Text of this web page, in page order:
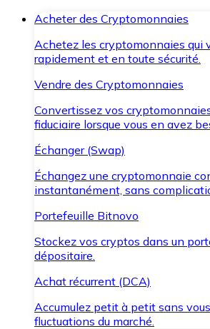
Acheter des Cryptomonnaies
Achetez les cryptomonnaies qui
rapidement et en toute sécurité.
Vendre des Cryptomonnaies
Convertissez vos
fiduciaire lorsque vous en avez
Échanger (Swap)
Échangez une cryptomonnaie
instantanément, sans
Portefeuille Bitnovo
Stockez vos cryptos dans un
dépositaire.
Achat récurrent (DCA)
Accumulez petit à petit sans
fluctuations du marché.